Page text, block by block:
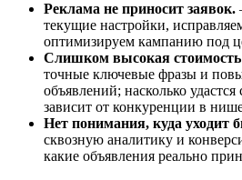
Реклама не приносит заявок.
текущие настройки,
оптимизируем кампанию под
Слишком высокая
точные ключевые фразы и
объявлений; насколько
зависит от конкуренции в
Нет понимания, куда уходит
сквозную аналитику и
какие объявления реально